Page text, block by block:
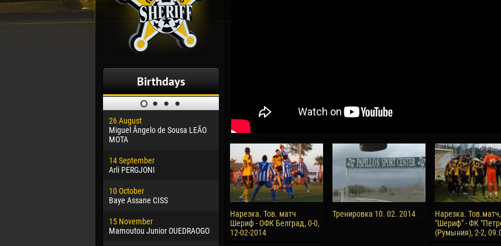
Birthdays
26 August
Miguel Ângelo de Sousa LEÃO
MOTA
14 September
Arli PERGJONI
10 October
Baye Assane CISS
15 November
Mamoutou Junior OUEDRAOGO
30 January
Dhoraso Moreo KLAS
24 February
Vladislav COSTIN
02 March
Veaceslav COZMA
09 March
Emmanuel AFETSE
04 May
13 May
Renat JOSAN
Nicolaе CEBOTARI
15 June
Konan Jaures-Ulrich LOUKOU
21 July
Emil TIMBUR
24 July
Mihail
27 July
Vladimir
Нарезка. Тов. матч
Шериф - ОФК Белград, 0-0,
12-02-2014
Тренировка 10. 02. 2014
Нарезка.
"Шериф" - ФК
(Румыния), 2-2,